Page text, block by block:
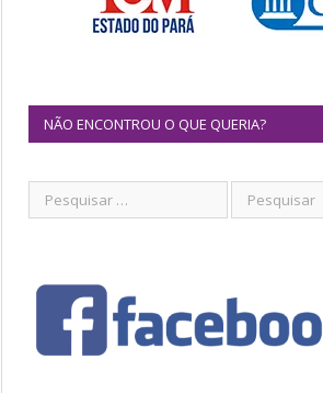
NÃO ENCONTROU O QUE QUERIA?